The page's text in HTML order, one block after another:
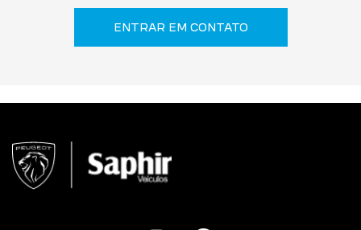
ENTRAR EM CONTATO